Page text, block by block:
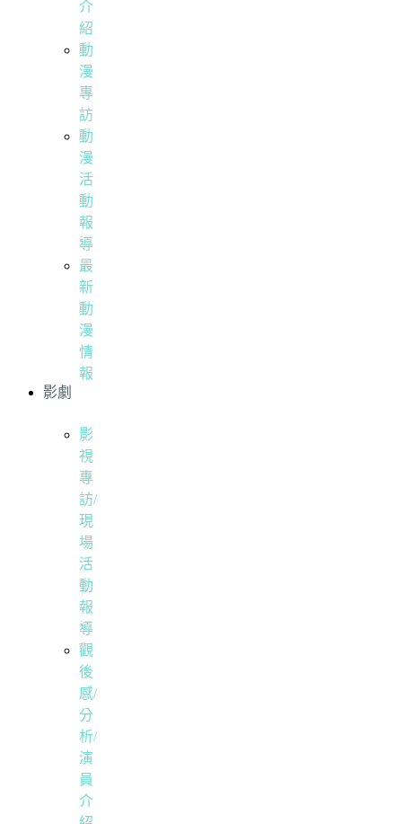
介
紹
動
漫
專
訪
動
漫
活
動
報
導
最
新
動
漫
情
報
影劇
影
視
專
訪/
現
場
活
動
報
導
觀
後
感/
分
析/
演
員
介